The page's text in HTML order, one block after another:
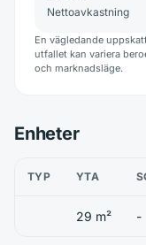
Nettoavkastning
En vägledande
utfallet kan variera
och marknadsläge.
Enheter
TYP YTA
29 m² -